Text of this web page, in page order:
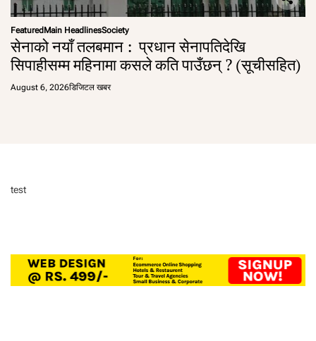
Featured Main HeadlinesSociety
सेनाको नयाँ तलबमान : प्रधान सेनापतिदेखि
सिपाहीसम्म महिनामा कसले कति पाउँछन् ? (सूचीसहित)
August 6, 2026डिजिटल खबर
test